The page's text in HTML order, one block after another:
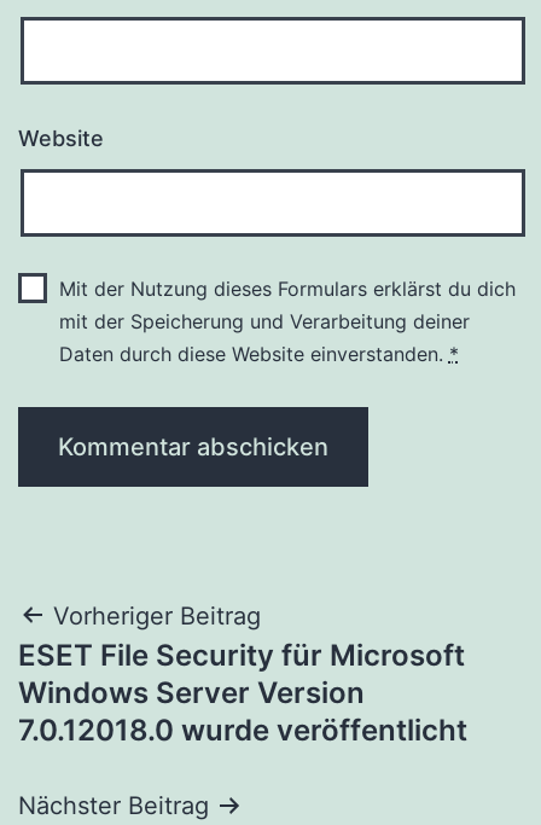
Website
Mit der Nutzung dieses Formulars erklärst du dich
mit der Speicherung und Verarbeitung deiner
Daten durch diese Website einverstanden. *
Beitragsnavigation
Vorheriger Beitrag
ESET File Security für Microsoft
Windows Server Version
7.0.12018.0 wurde veröffentlicht
Nächster Beitrag